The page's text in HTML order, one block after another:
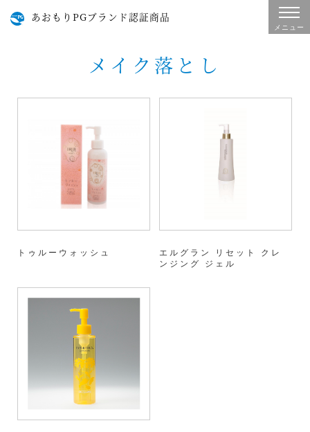
あおもりPGブランド認証商品
メニュー
メイク落とし
トゥルーウォッシュ
エルグラン リセット クレ
ンジング ジェル